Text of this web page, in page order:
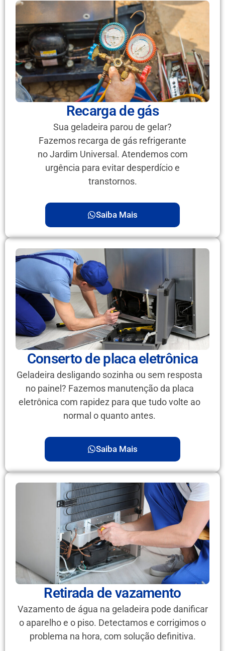
Recarga de gás
Sua geladeira parou de gelar?
Fazemos recarga de gás refrigerante
no Jardim Universal. Atendemos com
urgência para evitar desperdício e
transtornos.
Saiba Mais
Conserto de placa eletrônica
Geladeira desligando sozinha ou sem resposta
no painel? Fazemos manutenção da placa
eletrônica com rapidez para que tudo volte ao
normal o quanto antes.
Saiba Mais
Retirada de vazamento
Vazamento de água na geladeira pode danificar
o aparelho e o piso. Detectamos e corrigimos o
problema na hora, com solução definitiva.